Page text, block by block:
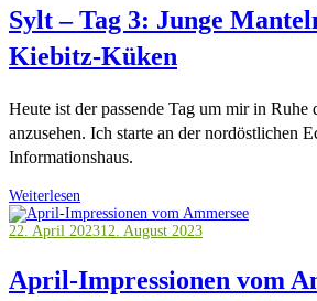
Sylt – Tag 3: Junge
Kiebitz-Küken
Heute ist der passende Tag um mir in Ruhe
anzusehen. Ich starte an der nordöstlichen
Informationshaus.
Weiterlesen
22. April 202312. August 2023
April-Impressionen vom